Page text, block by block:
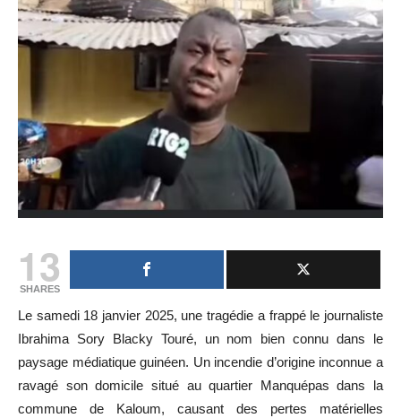
13
SHARES
Le samedi 18 janvier 2025, une tragédie a frappé le journaliste
Ibrahima Sory Blacky Touré, un nom bien connu dans le
paysage médiatique guinéen. Un incendie d’origine inconnue a
ravagé son domicile situé au quartier Manquépas dans la
commune de Kaloum, causant des pertes matérielles